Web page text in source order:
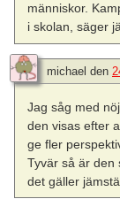
människor.
i skolan, säger
michael den
Jag såg med
den visas efter
ge fler
Tyvär så är den
det gäller